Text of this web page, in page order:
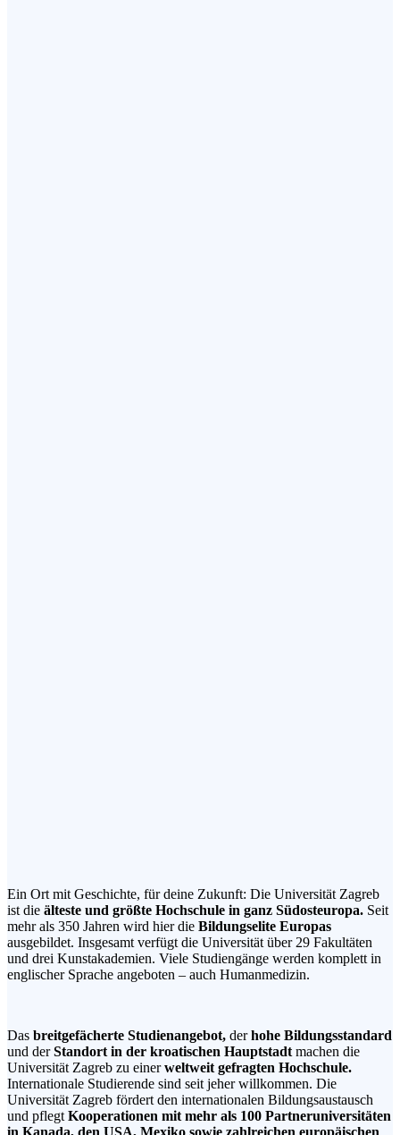
Ein Ort mit Geschichte, für deine Zukunft: Die Universität Zagreb
ist die älteste und größte Hochschule in ganz Südosteuropa. Seit
mehr als 350 Jahren wird hier die Bildungselite Europas
ausgebildet. Insgesamt verfügt die Universität über 29 Fakultäten
und drei Kunstakademien. Viele Studiengänge werden komplett in
englischer Sprache angeboten – auch Humanmedizin.
Das breitgefächerte Studienangebot, derhohe Bildungsstandard
und der Standort in der kroatischen Hauptstadtmachen die
Universität Zagreb zu einerweltweit gefragten Hochschule.
Internationale Studierende sind seit jeher willkommen. Die
Universität Zagreb fördert den internationalen Bildungsaustausch
und pflegt Kooperationen mit mehr als 100 Partneruniversitäten